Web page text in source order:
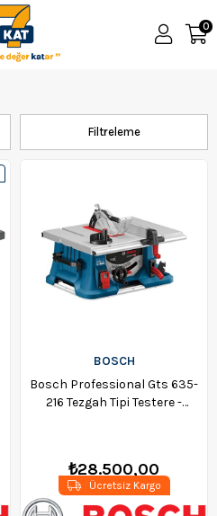
0
Filtreleme
BOSCH
Bosch Professional Gts 635-
216 Tezgah Tipi Testere -
₺28.500,00
Ücretsiz Kargo